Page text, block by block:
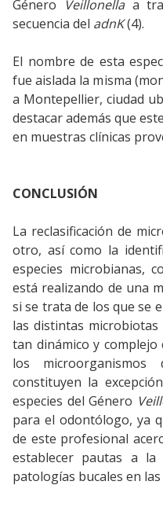
Género Veillonellaa
secuencia del adnK(4).
El nombre de esta
fue aislada la misma
a Montepellier, ciudad
destacar además que
en muestras clínicas
CONCLUSIÓN
La reclasificación de
otro, así como la
especies microbianas,
está realizando de una
si se trata de los que se
las distintas
tan dinámico y complejo
los microorganismos
constituyen la
especies del Género
para el odontólogo, ya
de este profesional
establecer pautas a
patologías bucales en